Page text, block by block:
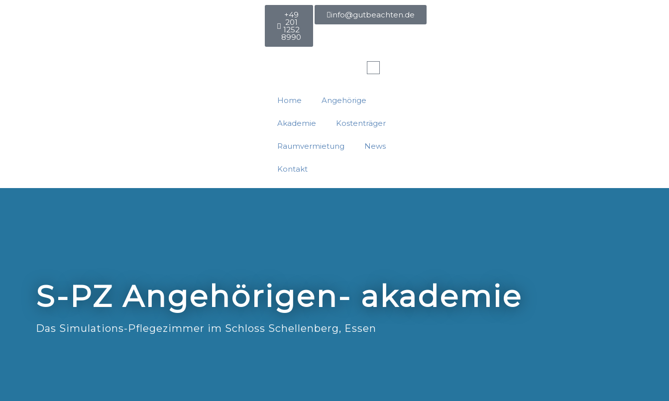
+49
201
1252
8990
info@gutbeachten.de
Home Angehörige
Akademie Kostenträger
Raumvermietung News
Kontakt
S-PZ Angehörigen- akademie
Das Simulations-Pflegezimmer im Schloss Schellenberg, Essen